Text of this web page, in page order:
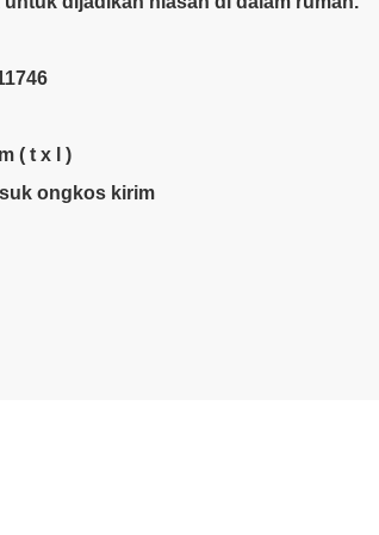
( t x l )
ongkos kirim